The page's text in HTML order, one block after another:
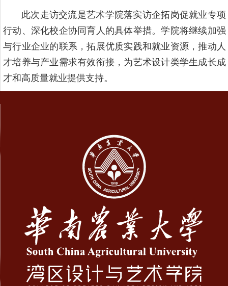
此次走访交流是艺术学院落实访企拓岗促就业专项
行动、深化校企协同育人的具体举措。学院将继续加强
与行业企业的联系，拓展优质实践和就业资源，推动人
才培养与产业需求有效衔接，为艺术设计类学生成长成
才和高质量就业提供支持。